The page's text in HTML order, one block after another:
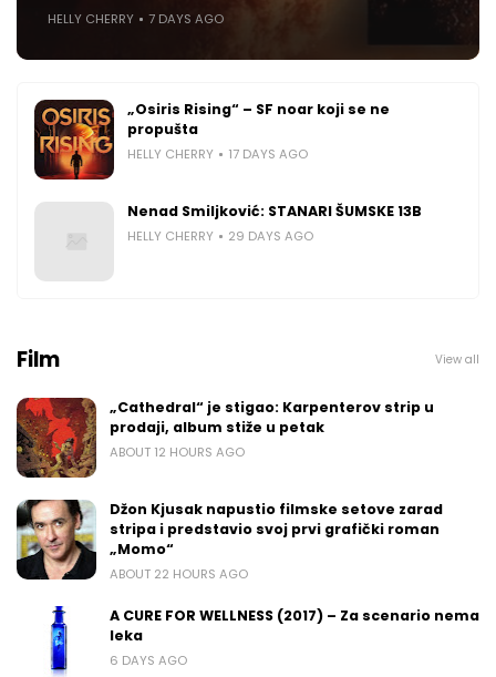
HELLY CHERRY 7 DAYS AGO
„Osiris Rising“ – SF noar koji se ne
propušta
HELLY CHERRY 17 DAYS AGO
Nenad Smiljković: STANARI ŠUMSKE 13B
HELLY CHERRY 29 DAYS AGO
Film View all
„Cathedral“ je stigao: Karpenterov strip u
prodaji, album stiže u petak
ABOUT 12 HOURS AGO
Džon Kjusak napustio filmske setove zarad
stripa i predstavio svoj prvi grafički roman
„Momo“
ABOUT 22 HOURS AGO
A CURE FOR WELLNESS (2017) – Za scenario nema
leka
6 DAYS AGO